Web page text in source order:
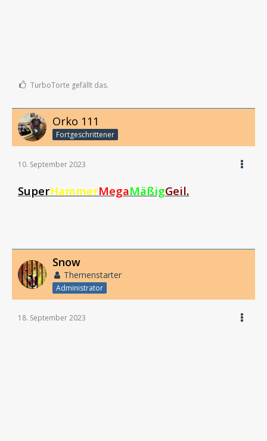
TurboTorte gefällt das.
Orko 111
Fortgeschrittener
10. September 2023
SuperHammerMegaMäßigGeil.
Snow
Themenstarter
Administrator
18. September 2023